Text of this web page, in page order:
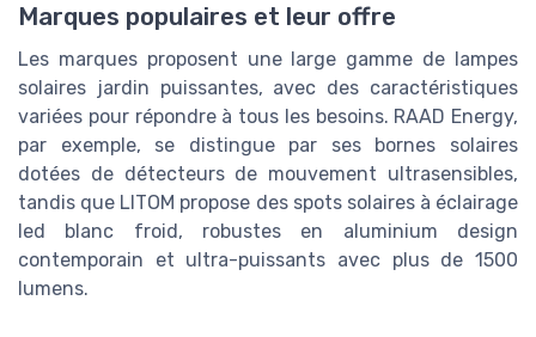
Marques populaires et leur offre
Les marques proposent une large gamme de lampes
solaires jardin puissantes, avec des caractéristiques
variées pour répondre à tous les besoins. RAAD Energy,
par exemple, se distingue par ses bornes solaires
dotées de détecteurs de mouvement ultrasensibles,
tandis que LITOM propose des spots solaires à éclairage
led blanc froid, robustes en aluminium design
contemporain et ultra-puissants avec plus de 1500
lumens.